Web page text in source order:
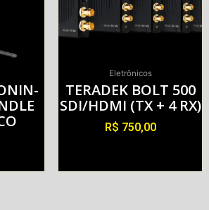
Eletrônicos
TERADEK BOLT 500
SDI/HDMI (TX + 4 RX)
R$ 750,00